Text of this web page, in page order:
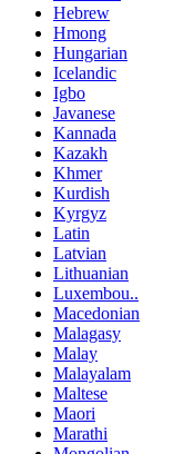
Hebrew
Hmong
Hungarian
Icelandic
Igbo
Javanese
Kannada
Kazakh
Khmer
Kurdish
Kyrgyz
Latin
Latvian
Lithuanian
Luxembou..
Macedonian
Malagasy
Malay
Malayalam
Maltese
Maori
Marathi